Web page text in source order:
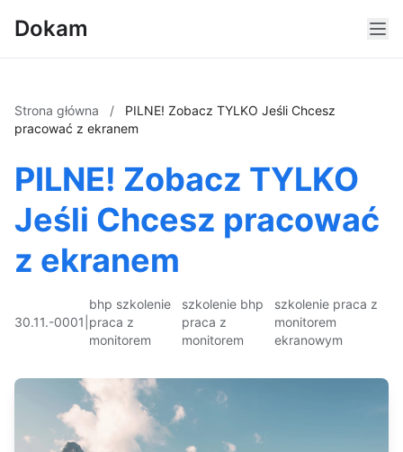
Dokam
Strona główna /
PILNE! Zobacz TYLKO Jeśli Chcesz
pracować z ekranem
PILNE! Zobacz TYLKO
Jeśli Chcesz pracować
z ekranem
30.11.-0001
bhp szkolenie
praca z
monitorem
szkolenie bhp
praca z
monitorem
szkolenie praca z
monitorem
ekranowym